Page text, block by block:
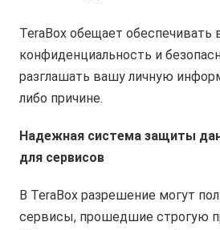
TeraBox обещает обеспечивать
конфиденциальность и
разглашать вашу личную
либо причине.
Надежная система защиты
для сервисов
В TeraBox разрешение могут
сервисы, прошедшие строгую